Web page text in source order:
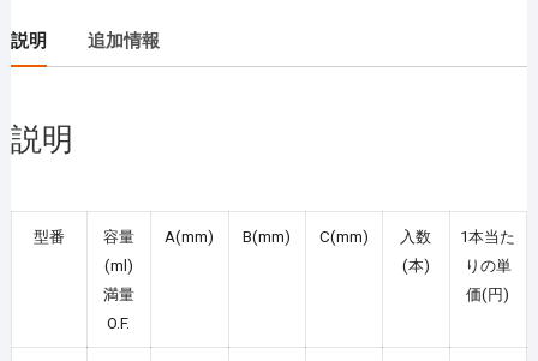
ス
説明 追加情報
説明
型番
容量
(ml)
満量
O.F.
A(mm) B(mm) C(mm)
入数
(本)
1本当た
りの単
価(円)